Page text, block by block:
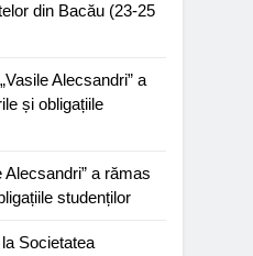
din Bacău (23-25
Alecsandri” a
și obligațiile
Alecsandri” a rămas
studenților
Societatea